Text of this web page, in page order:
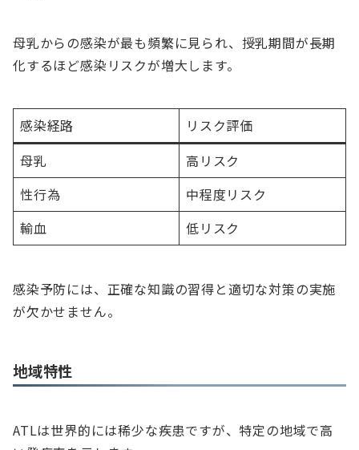
母乳からの感染が最も頻繁に見られ、授乳期間が長期
化するほど感染リスクが増大します。
感染経路
リスク評価
母乳
高リスク
性行為
中程度リスク
輸血
低リスク
感染予防には、正確な知識の習得と適切な対策の実施
が欠かせません。
地域特性
ATLは世界的には稀少な疾患ですが、特定の地域で高